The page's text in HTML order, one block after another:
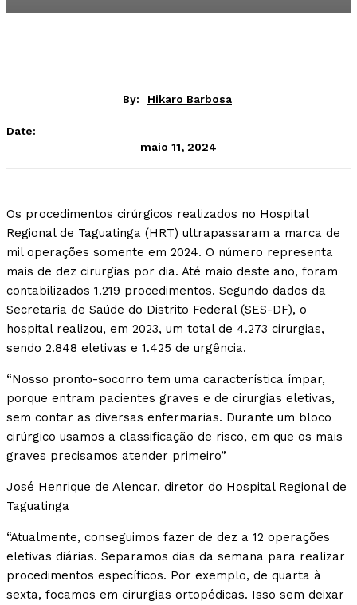
By: Hikaro Barbosa
Date:
maio 11, 2024
Os procedimentos cirúrgicos realizados no Hospital
Regional de Taguatinga (HRT) ultrapassaram a marca de
mil operações somente em 2024. O número representa
mais de dez cirurgias por dia. Até maio deste ano, foram
contabilizados 1.219 procedimentos. Segundo dados da
Secretaria de Saúde do Distrito Federal (SES-DF), o
hospital realizou, em 2023, um total de 4.273 cirurgias,
sendo 2.848 eletivas e 1.425 de urgência.
“Nosso pronto-socorro tem uma característica ímpar,
porque entram pacientes graves e de cirurgias eletivas,
sem contar as diversas enfermarias. Durante um bloco
cirúrgico usamos a classificação de risco, em que os mais
graves precisamos atender primeiro”
José Henrique de Alencar, diretor do Hospital Regional de
Taguatinga
“Atualmente, conseguimos fazer de dez a 12 operações
eletivas diárias. Separamos dias da semana para realizar
procedimentos específicos. Por exemplo, de quarta à
sexta, focamos em cirurgias ortopédicas. Isso sem deixar